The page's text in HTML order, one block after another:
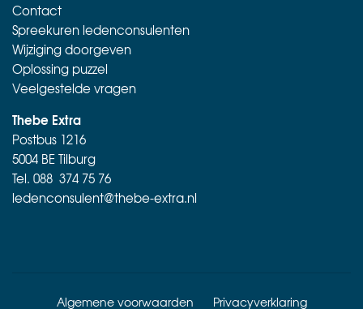
Contact
Spreekuren ledenconsulenten
Wijziging doorgeven
Oplossing puzzel
Veelgestelde vragen
Thebe Extra
Postbus 1216
5004 BE Tilburg
Tel. 088 374 75 76
ledenconsulent@thebe-extra.nl
Algemene voorwaarden Privacyverklaring